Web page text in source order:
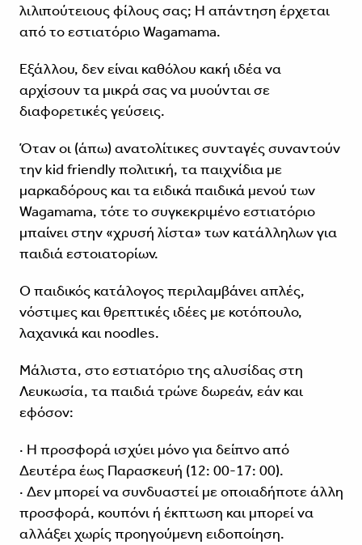
λιλιπούτειους φίλους σας; Η απάντηση έρχεται
από το εστιατόριο Wagamama.
Εξάλλου, δεν είναι καθόλου κακή ιδέα να
αρχίσουν τα μικρά σας να μυούνται σε
διαφορετικές γεύσεις.
Όταν οι (άπω) ανατολίτικες συνταγές συναντούν
την kid friendly πολιτική, τα παιχνίδια με
μαρκαδόρους και τα ειδικά παιδικά μενού των
Wagamama, τότε το συγκεκριμένο εστιατόριο
μπαίνει στην «χρυσή λίστα» των κατάλληλων για
παιδιά εστοιατορίων.
Ο παιδικός κατάλογος περιλαμβάνει απλές,
νόστιμες και θρεπτικές ιδέες με κοτόπουλο,
λαχανικά και noodles.
Μάλιστα, στο εστιατόριο της αλυσίδας στη
Λευκωσία, τα παιδιά τρώνε δωρεάν, εάν και
εφόσον:
· Η προσφορά ισχύει μόνο για δείπνο από
Δευτέρα έως Παρασκευή (12: 00-17: 00).
· Δεν μπορεί να συνδυαστεί με οποιαδήποτε άλλη
προσφορά, κουπόνι ή έκπτωση και μπορεί να
αλλάξει χωρίς προηγούμενη ειδοποίηση.